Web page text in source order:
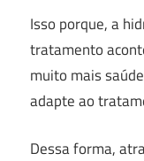
Isso porque, a
tratamento
muito mais
adapte ao
Dessa forma,